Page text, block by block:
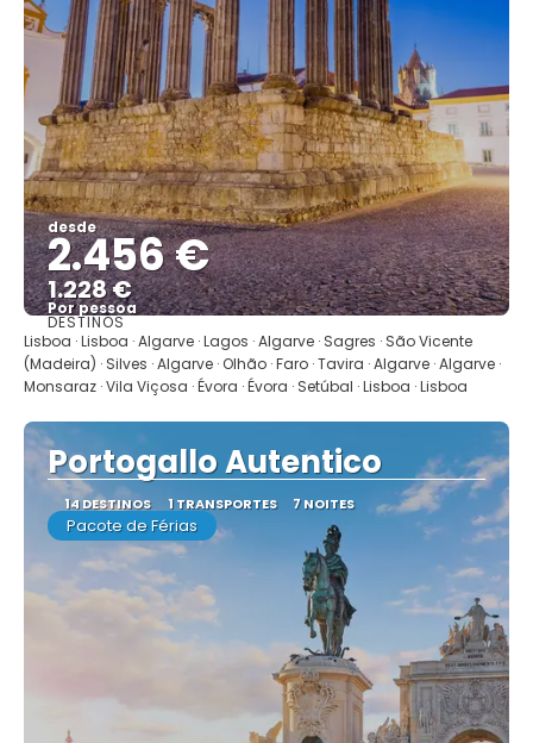
desde
2.456 €
1.228 €
Por pessoa
Mostrar
DESTINOS
Lisboa · Lisboa · Algarve · Lagos · Algarve · Sagres · São Vicente
(Madeira) · Silves · Algarve · Olhão · Faro · Tavira · Algarve · Algarve ·
Monsaraz · Vila Viçosa · Évora · Évora · Setúbal · Lisboa · Lisboa
Portogallo Autentico
14 DESTINOS 1 TRANSPORTES 7 NOITES
Pacote de Férias